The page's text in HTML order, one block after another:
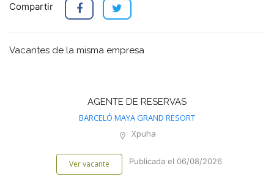
Compartir
Vacantes de la misma empresa
AGENTE DE RESERVAS
BARCELÓ MAYA GRAND RESORT
Xpuha
Ver vacante Publicada el 06/08/2026